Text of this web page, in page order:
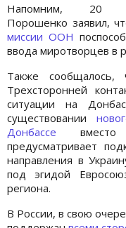
Напомним, 20
Порошенко заявил,
миссии ООН
ввода миротворцев в
Также сообщалось,
Трехсторонней
ситуации на
существовании
Донбассе вместо
предусматривает
направления в
под эгидой
региона.
В России, в свою